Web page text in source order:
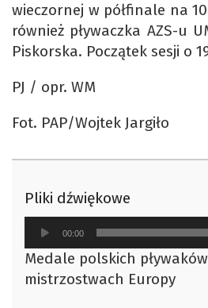
wieczornej w półfinale na
również pływaczka AZS-u
Piskorska. Początek sesji o
PJ / opr. WM
Fot. PAP/Wojtek Jargiło
Pliki dźwiękowe
Odtwarzacz
plików
dźwiękowych
00:00
Medale polskich
mistrzostwach Europy